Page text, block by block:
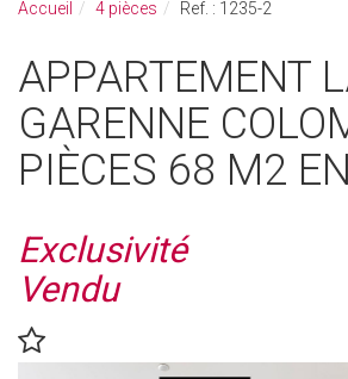
Accueil 4 pièces Ref. : 1235-2
APPARTEMENT LA
GARENNE
PIÈCES 68 M2
Exclusivité
Vendu